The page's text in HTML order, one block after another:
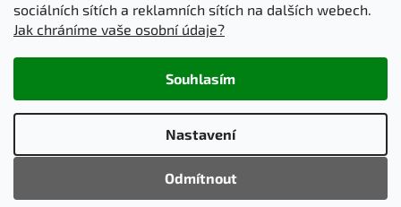
sociálních sítích a reklamních sítích na dalších webech.
Jak chráníme vaše osobní údaje?
Nastavení
Odmítnout
Souhlasím
PŘIHLÁSIT SE
nastavení cookies